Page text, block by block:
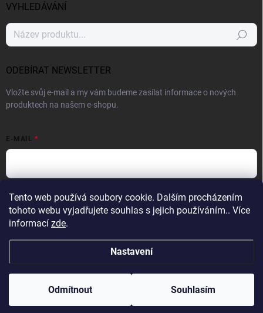
Tento web používá soubory cookie. Dalším procházením
tohoto webu vyjadřujete souhlas s jejich používáním.. Více
informací zde.
Nastavení
Odmítnout Souhlasím
VYHLEDÁVÁNÍ
Hledat
ODEBÍRAT NEWSLETTER
Vložte svůj e-mail a my vám budeme zasílat informace o nových
produktech na našem e-shopu.
E-MAIL
Vložením e-mailu souhlasíte spodmínkami ochrany osobních údajů
Vytvořil Shoptet
Copyright 2026 . Všechna práva vyhrazena.